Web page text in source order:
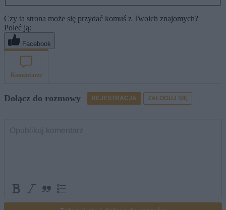
Czy ta strona może się przydać komuś z Twoich znajomych?
Poleć ją:
Facebook